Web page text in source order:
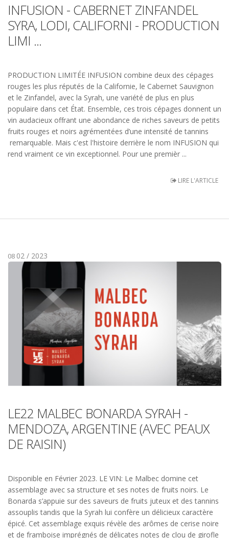
INFUSION - CABERNET ZINFANDEL
SYRA, LODI, CALIFORNI - PRODUCTION
LIMI ...
PRODUCTION LIMITÉE INFUSION combine deux des cépages
rouges les plus réputés de la Californie, le Cabernet Sauvignon
et le Zinfandel, avec la Syrah, une variété de plus en plus
populaire dans cet État. Ensemble, ces trois cépages donnent un
vin audacieux offrant une abondance de riches saveurs de petits
fruits rouges et noirs agrémentées d’une intensité de tannins
remarquable. Mais c'est l'histoire derrière le nom INFUSION qui
rend vraiment ce vin exceptionnel. Pour une premièr ...
LIRE L'ARTICLE
08 02 / 2023
LE22 MALBEC BONARDA SYRAH -
MENDOZA, ARGENTINE (AVEC PEAUX
DE RAISIN)
Disponible en Février 2023. LE VIN: Le Malbec domine cet
assemblage avec sa structure et ses notes de fruits noirs. Le
Bonarda s’appuie sur des saveurs de fruits juteux et des tannins
assouplis tandis que la Syrah lui confère un délicieux caractère
épicé. Cet assemblage exquis révèle des arômes de cerise noire
et de framboise imprégnés de délicates notes de clou de girofle